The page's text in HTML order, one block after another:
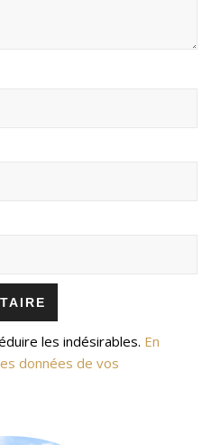
les indésirables. En
données de vos